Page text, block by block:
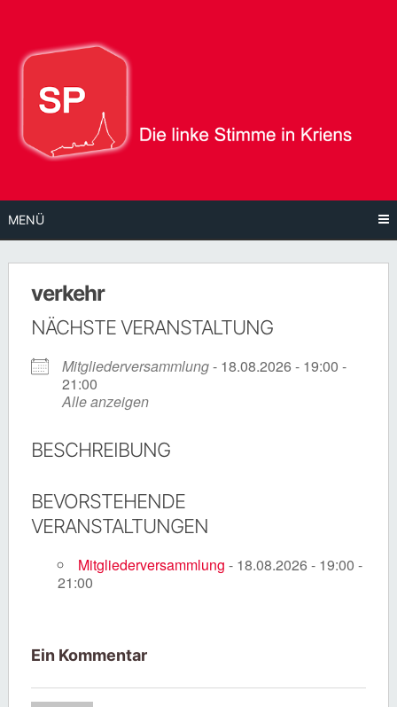
Inhalt
MENÜ
verkehr
NÄCHSTE VERANSTALTUNG
Mitgliederversammlung- 18.08.2026 - 19:00 -
21:00
Alle anzeigen
BESCHREIBUNG
BEVORSTEHENDE
VERANSTALTUNGEN
Mitgliederversammlung - 18.08.2026 - 19:00 -
21:00
Ein Kommentar